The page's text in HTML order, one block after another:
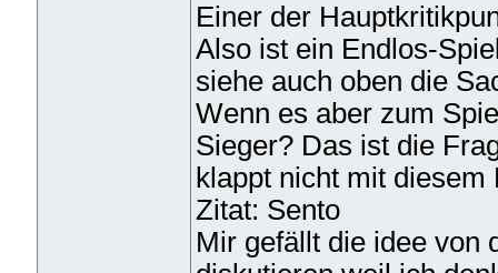
Einer der
Also ist ein Endlos-
siehe auch oben die
Wenn es aber zum
Sieger? Das ist die
klappt nicht mit diesem
Zitat: Sento
Mir gefällt die idee von